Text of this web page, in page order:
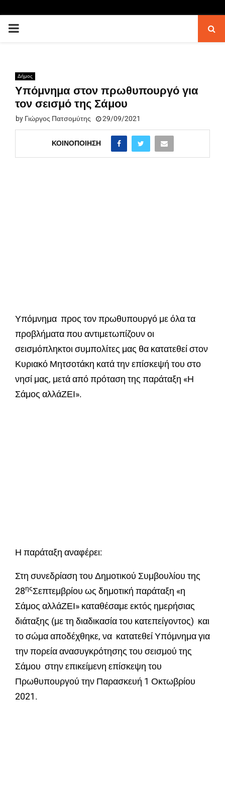
PRIMARY
Δήμος
Υπόμνημα στον πρωθυπουργό για
τον σεισμό της Σάμου
by Γιώργος Πατσομύτης 29/09/2021
ΚΟΙΝΟΠΟΊΗΣΗ
Υπόμνημα προς τον πρωθυπουργό με όλα τα
προβλήματα που αντιμετωπίζουν οι
σεισμόπληκτοι συμπολίτες μας θα κατατεθεί στον
Κυριακό Μητσοτάκη κατά την επίσκεψή του στο
νησί μας, μετά από πρόταση της παράταξη «Η
Σάμος αλλάΖΕΙ».
Η παράταξη αναφέρει:
Στη συνεδρίαση του Δημοτικού Συμβουλίου της
28ηςΣεπτεμβρίου ως δημοτική παράταξη «η
Σάμος αλλάΖΕΙ» καταθέσαμε εκτός ημερήσιας
διάταξης (με τη διαδικασία του κατεπείγοντος) και
το σώμα αποδέχθηκε, να κατατεθεί Υπόμνημα για
την πορεία ανασυγκρότησης του σεισμού της
Σάμου στην επικείμενη επίσκεψη του
Πρωθυπουργού την Παρασκευή 1 Οκτωβρίου
2021.